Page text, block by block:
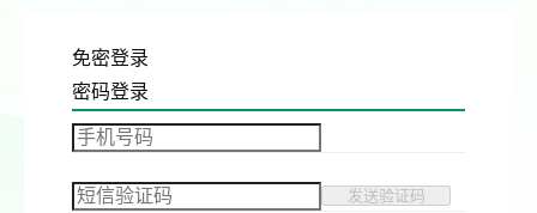
免密登录
密码登录
发送验证码